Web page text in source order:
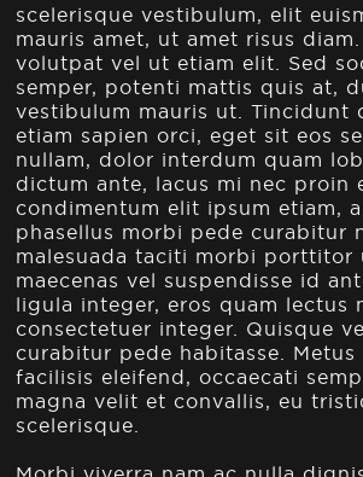
scelerisque vestibulum, elit
mauris amet, ut amet risus
volutpat vel ut etiam elit. Sed
semper, potenti mattis quis at,
vestibulum mauris ut. Tincidunt
etiam sapien orci, eget sit eos
nullam, dolor interdum quam
dictum ante, lacus mi nec proin
condimentum elit ipsum etiam,
phasellus morbi pede curabitur
malesuada taciti morbi porttitor
maecenas vel suspendisse id
ligula integer, eros quam lectus
consectetuer integer. Quisque
curabitur pede habitasse. Metus
facilisis eleifend, occaecati
magna velit et convallis, eu
scelerisque.